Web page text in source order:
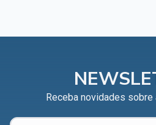
Receba novidades sobre